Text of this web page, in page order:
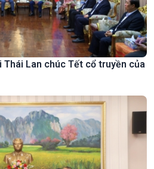
Lan chúc Tết cổ truyền của